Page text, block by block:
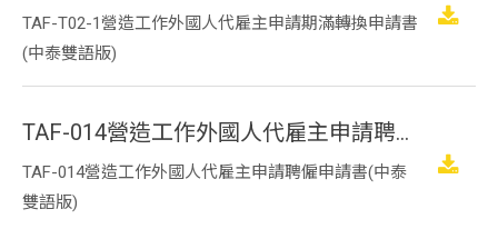
TAF-T02-1營造工作外國人代雇主申請期滿轉換申請書
(中泰雙語版)
TAF-014營造工作外國人代雇主申請聘僱申請書(中泰雙語版)
TAF-014營造工作外國人代雇主申請聘僱申請書(中泰
雙語版)